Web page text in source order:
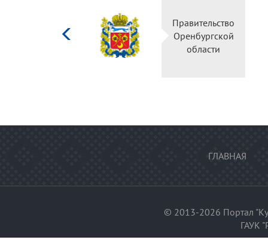
Правительство
Оренбургской
области
ГЛАВНАЯ
© 2013-2026 Портал
ГАУК